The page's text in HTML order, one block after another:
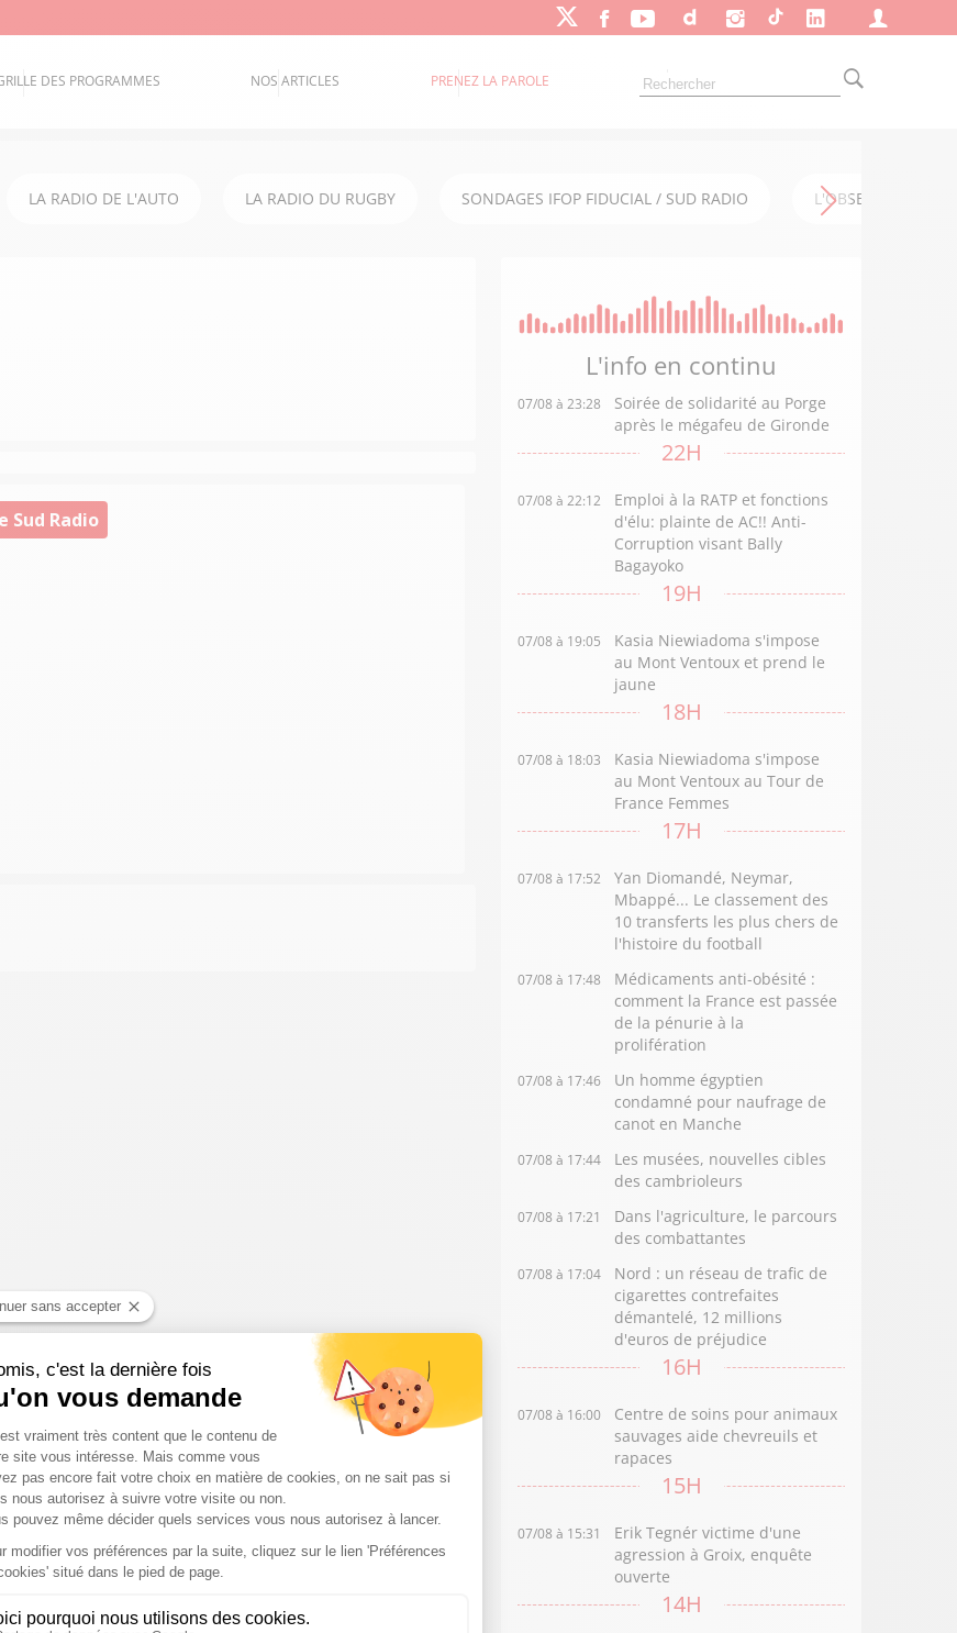
DES PROGRAMMES NOS ARTICLES PRENEZ LA PAROLE
LA RADIO DE L'AUTO LA RADIO DU RUGBY SONDAGES IFOP FIDUCIAL / SUD RADIO L'OBSERVATOIRE
Sud Radio
L'info en continu
07/08 à 23:28
Soirée de solidarité au Porge
après le mégafeu de Gironde
22H
07/08 à 22:12
Emploi à la RATP et fonctions
d'élu: plainte de AC!! Anti-
Corruption visant Bally
Bagayoko
19H
07/08 à 19:05
Kasia Niewiadoma s'impose
au Mont Ventoux et prend le
jaune
18H
07/08 à 18:03
Kasia Niewiadoma s'impose
au Mont Ventoux au Tour de
France Femmes
17H
07/08 à 17:52
Yan Diomandé, Neymar,
Mbappé... Le classement des
10 transferts les plus chers de
l'histoire du football
07/08 à 17:48
Médicaments anti-obésité :
comment la France est passée
de la pénurie à la
prolifération
07/08 à 17:46
Un homme égyptien
condamné pour naufrage de
canot en Manche
07/08 à 17:44
Les musées, nouvelles cibles
des cambrioleurs
07/08 à 17:21
Dans l'agriculture, le parcours
des combattantes
07/08 à 17:04
Nord : un réseau de trafic de
cigarettes contrefaites
démantelé, 12 millions
d'euros de préjudice
16H
07/08 à 16:00
Centre de soins pour animaux
sauvages aide chevreuils et
rapaces
15H
07/08 à 15:31
Erik Tegnér victime d'une
agression à Groix, enquête
ouverte
14H